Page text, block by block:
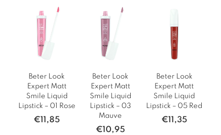
Beter Look
Expert Matt
Smile Liquid
Lipstick – 01 Rose
€11,85
Beter Look
Expert Matt
Smile Liquid
Lipstick – 03
Mauve
€10,95
Beter Look
Expert Matt
Smile Liquid
Lipstick – 05 Red
€11,35